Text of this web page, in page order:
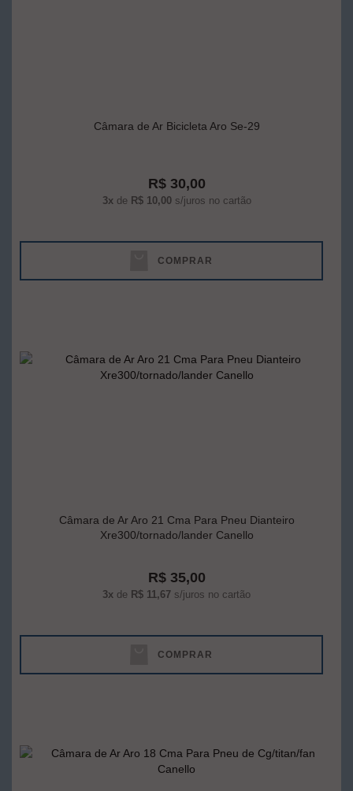
Câmara de Ar Bicicleta Aro Se-29
R$ 30,00
3xde R$ 10,00s/juros no cartão
COMPRAR
Câmara de Ar Aro 21 Cma Para Pneu Dianteiro
Xre300/tornado/lander Canello
R$ 35,00
3x de R$ 11,67 s/juros no cartão
COMPRAR